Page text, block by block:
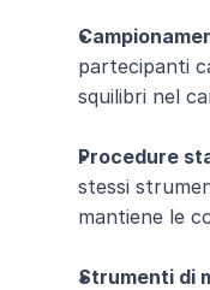
partecipanti
squilibri nel
Procedure
stessi
mantiene le
Strumenti di